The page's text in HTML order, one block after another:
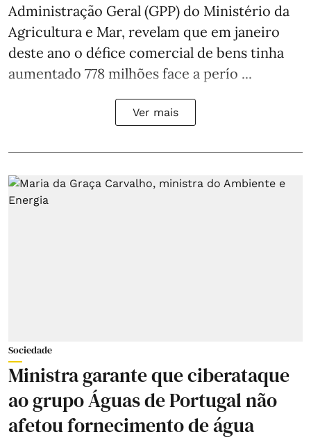
Administração Geral (GPP) do Ministério da
Agricultura e Mar, revelam que em janeiro
deste ano o défice comercial de bens tinha
aumentado 778 milhões face a perío ...
Ver mais
Sociedade
Ministra garante que ciberataque
ao grupo Águas de Portugal não
afetou fornecimento de água